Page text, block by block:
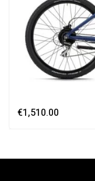
€1,510.00